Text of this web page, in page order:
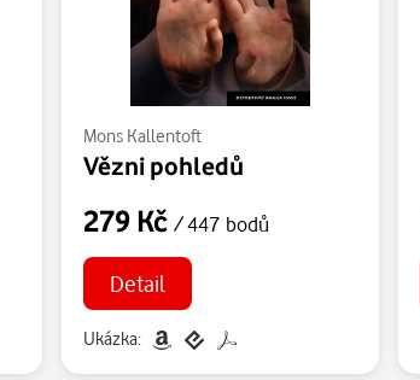
Mons Kallentoft
Vězni pohledů
279 Kč/ 447 bodů
Detail
Ukázka: